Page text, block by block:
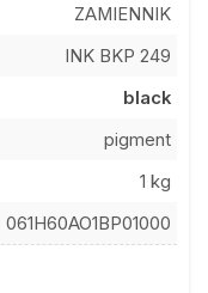
ZAMIENNIK
INK BKP 249
black
pigment
1 kg
061H60AO1BP01000